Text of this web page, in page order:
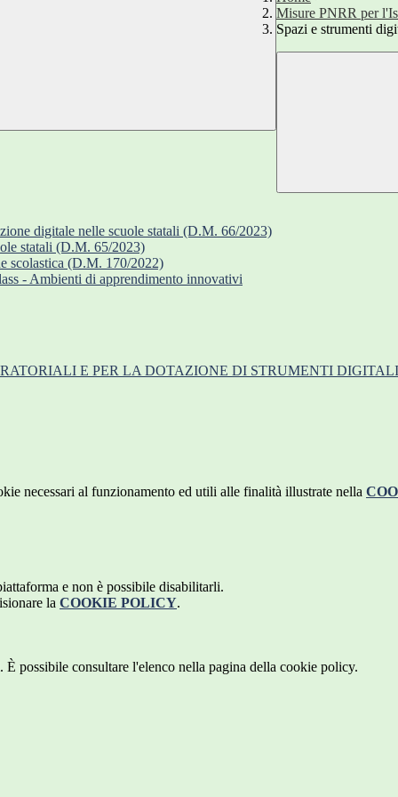
Misure PNRR per
Spazi e strumenti
digitale nelle scuole statali (D.M. 66/2023)
statali (D.M. 65/2023)
scolastica (D.M. 170/2022)
- Ambienti di apprendimento innovativi
E PER LA DOTAZIONE DI STRUMENTI
necessari al funzionamento ed utili alle finalità illustrate nella
e non è possibile disabilitarli.
la COOKIE POLICY.
possibile consultare l'elenco nella pagina della cookie policy.